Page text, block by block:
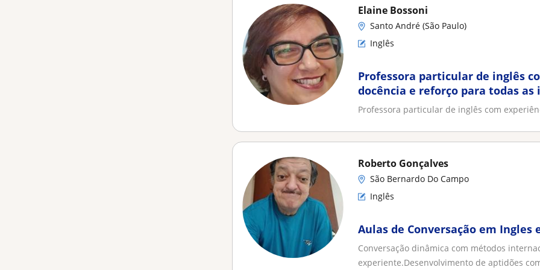
Elaine Bossoni
Santo André (São Paulo)
Inglês
Professora particular de inglês
docência e reforço para todas as
Professora particular de inglês com
Roberto Gonçalves
São Bernardo Do Campo
Inglês
Aulas de Conversação em Ingles
Conversação dinâmica com métodos
experiente.Desenvolvimento de aptidões